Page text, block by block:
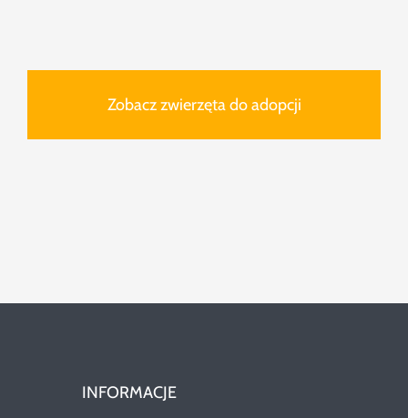
Zobacz zwierzęta do adopcji
INFORMACJE